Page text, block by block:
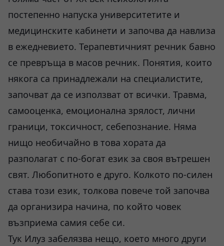
постепенно напуска университетите и
медицинските кабинети и започва да навлиза
в ежедневието. Терапевтичният речник бавно
се превръща в масов речник. Понятия, които
някога са принадлежали на специалистите,
започват да се използват от всички. Травма,
самооценка, емоционална зрялост, лични
граници, токсичност, себепознание. Няма
нищо необичайно в това хората да
разполагат с по-богат език за своя вътрешен
свят. Любопитното е друго. Колкото по-силен
става този език, толкова повече той започва
да организира начина, по който човек
възприема самия себе си.
Тук Илуз забелязва нещо, което много други